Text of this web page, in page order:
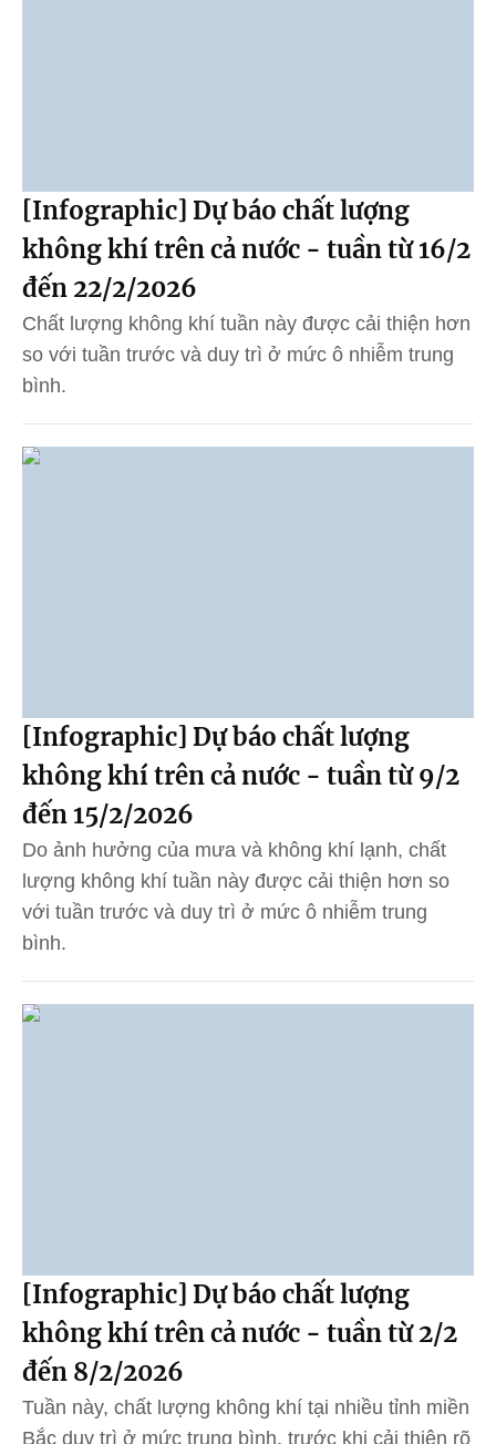
[Infographic] Dự báo chất lượng
không khí trên cả nước - tuần từ 16/2
đến 22/2/2026
Chất lượng không khí tuần này được cải thiện hơn
so với tuần trước và duy trì ở mức ô nhiễm trung
bình.
[Infographic] Dự báo chất lượng
không khí trên cả nước - tuần từ 9/2
đến 15/2/2026
Do ảnh hưởng của mưa và không khí lạnh, chất
lượng không khí tuần này được cải thiện hơn so
với tuần trước và duy trì ở mức ô nhiễm trung
bình.
[Infographic] Dự báo chất lượng
không khí trên cả nước - tuần từ 2/2
đến 8/2/2026
Tuần này, chất lượng không khí tại nhiều tỉnh miền
Bắc duy trì ở mức trung bình, trước khi cải thiện rõ